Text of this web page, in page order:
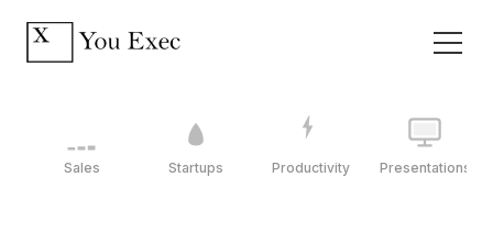
Sales Startups Productivity Presentations